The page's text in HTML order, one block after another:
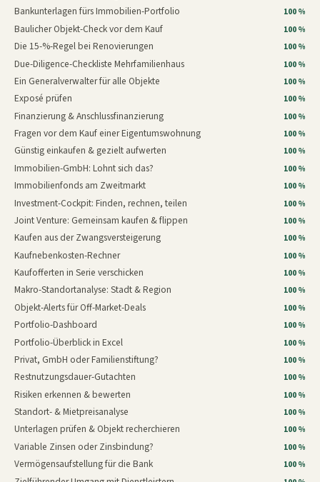
Bankunterlagen fürs Immobilien-Portfolio 100 %
Baulicher Objekt-Check vor dem Kauf 100 %
Die 15-%-Regel bei Renovierungen 100 %
Due-Diligence-Checkliste Mehrfamilienhaus 100 %
Ein Generalverwalter für alle Objekte 100 %
Exposé prüfen 100 %
Finanzierung & Anschlussfinanzierung 100 %
Fragen vor dem Kauf einer Eigentumswohnung 100 %
Günstig einkaufen & gezielt aufwerten 100 %
Immobilien-GmbH: Lohnt sich das? 100 %
Immobilienfonds am Zweitmarkt 100 %
Investment-Cockpit: Finden, rechnen, teilen 100 %
Joint Venture: Gemeinsam kaufen & flippen 100 %
Kaufen aus der Zwangsversteigerung 100 %
Kaufnebenkosten-Rechner 100 %
Kaufofferten in Serie verschicken 100 %
Makro-Standortanalyse: Stadt & Region 100 %
Objekt-Alerts für Off-Market-Deals 100 %
Portfolio-Dashboard 100 %
Portfolio-Überblick in Excel 100 %
Privat, GmbH oder Familienstiftung? 100 %
Restnutzungsdauer-Gutachten 100 %
Risiken erkennen & bewerten 100 %
Standort- & Mietpreisanalyse 100 %
Unterlagen prüfen & Objekt recherchieren 100 %
Variable Zinsen oder Zinsbindung? 100 %
Vermögensaufstellung für die Bank 100 %